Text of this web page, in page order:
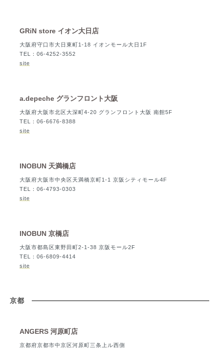
GRiN store イオン大日店
大阪府守口市大日東町1-18 イオンモール大日1F
TEL：06-4252-3552
site
a.depeche グランフロント大阪
大阪府大阪市北区大深町4-20 グランフロント大阪 南館5F
TEL：06-6676-8388
site
INOBUN 天満橋店
大阪府大阪市中央区天満橋京町1-1 京阪シティモール4F
TEL：06-4793-0303
site
INOBUN 京橋店
大阪市都島区東野田町2-1-38 京阪モール2F
TEL：06-6809-4414
site
京都
ANGERS 河原町店
京都府京都市中京区河原町三条上ル西側